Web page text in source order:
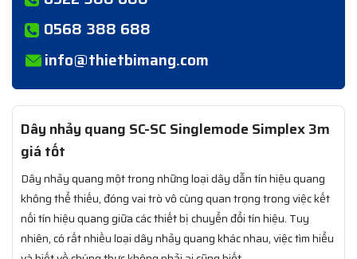
0568 388 688
info@thietbimang.com
Dây nhảy quang SC-SC Singlemode Simplex 3m
giá tốt
Dây nhảy quang một trong những loại dây dẫn tín hiệu quang
không thể thiếu, đóng vai trò vô cùng quan trọng trong việc kết
nối tín hiệu quang giữa các thiết bị chuyển đổi tín hiệu. Tuy
nhiên, có rất nhiều loại dây nhảy quang khác nhau, việc tìm hiểu